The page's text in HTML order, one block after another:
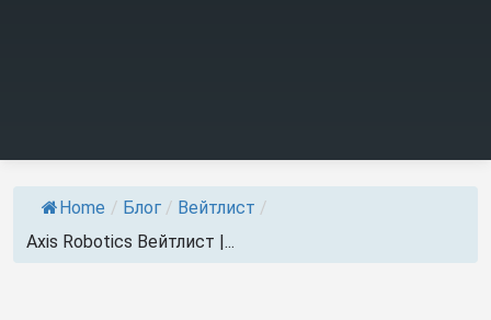
Home / Блог / Вейтлист /
Axis Robotics Вейтлист |...